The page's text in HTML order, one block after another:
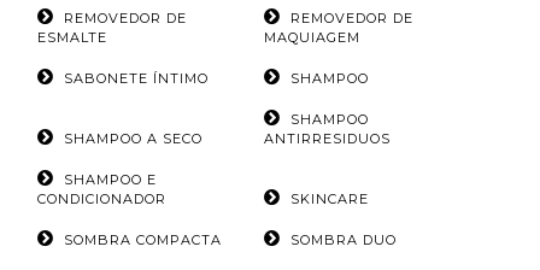
REMOVEDOR DE
ESMALTE
REMOVEDOR DE
MAQUIAGEM
SABONETE ÍNTIMO SHAMPOO
SHAMPOO A SECO
SHAMPOO
ANTIRRESIDUOS
SHAMPOO E
CONDICIONADOR
SKINCARE
SOMBRA COMPACTA SOMBRA DUO